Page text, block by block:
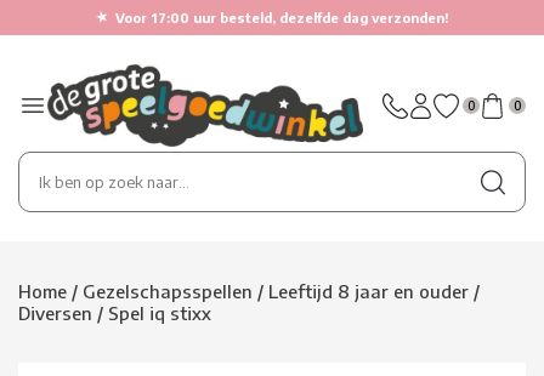
★ Voor 17:00 uur besteld, dezelfde dag verzonden!
0 0
Home / Gezelschapsspellen / Leeftijd 8 jaar en ouder /
Diversen / Spel iq stixx